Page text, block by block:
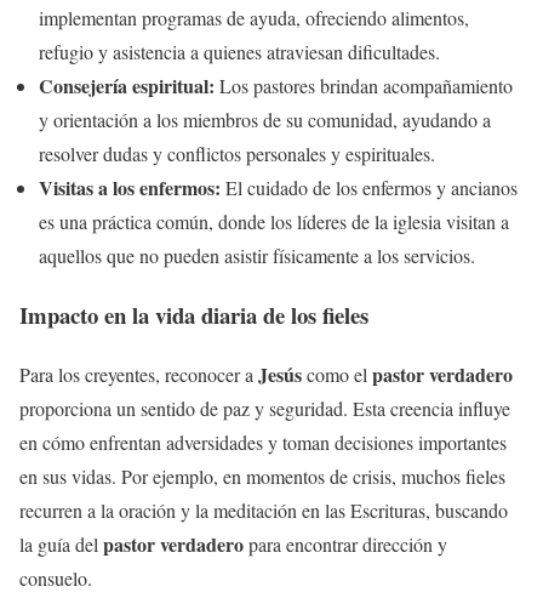
implementan programas de ayuda, ofreciendo alimentos,
refugio y asistencia a quienes atraviesan dificultades.
Consejería espiritual: Los pastores brindan acompañamiento
y orientación a los miembros de su comunidad, ayudando a
resolver dudas y conflictos personales y espirituales.
Visitas a los enfermos: El cuidado de los enfermos y ancianos
es una práctica común, donde los líderes de la iglesia visitan a
aquellos que no pueden asistir físicamente a los servicios.
Impacto en la vida diaria de los fieles
Para los creyentes, reconocer a Jesúscomo el pastor verdadero
proporciona un sentido de paz y seguridad. Esta creencia influye
en cómo enfrentan adversidades y toman decisiones importantes
en sus vidas. Por ejemplo, en momentos de crisis, muchos fieles
recurren a la oración y la meditación en las Escrituras, buscando
la guía del pastor verdaderopara encontrar dirección y
consuelo.